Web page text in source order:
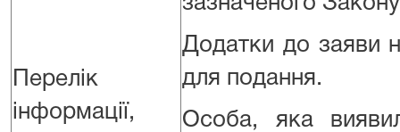
Перелік
інформації,
Додатки до заяви
для подання.
Особа, яка